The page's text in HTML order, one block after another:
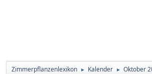
Zimmerpflanzenlexikon ► Kalender ► Oktober